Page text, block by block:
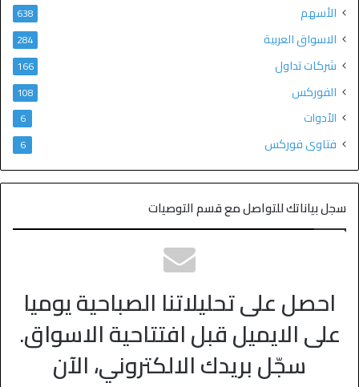
الأسهم 638
الاسواق العربية 284
شركات تداول 166
الفوركس 108
الأدوات 6
فتاوى فوركس 6
سجل بياناتك للتواصل مع قسم التوصيات
احصل على تحليلاتنا الصباحية يوميا
على الايميل قبل افتتاحية الاسواق.
سجّل بريدك الالكتروني، الآن